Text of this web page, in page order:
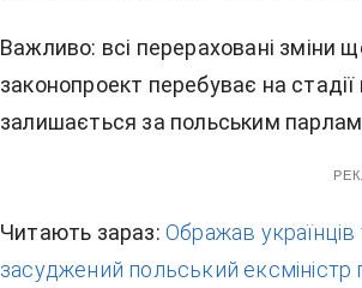
Важливо: всі перераховані зміни
законопроект перебуває на
залишається за польським
Читають зараз: Ображав
засуджений польський